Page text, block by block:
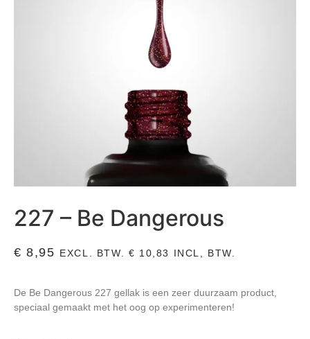
227 – Be Dangerous
€ 8,95 EXCL. BTW. € 10,83 INCL, BTW.
De Be Dangerous 227 gellak is een zeer duurzaam product,
speciaal gemaakt met het oog op experimenteren!